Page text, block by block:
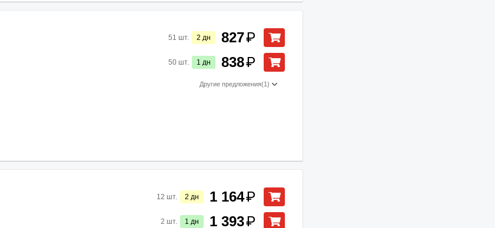
51 шт. 2 дн 827₽
50 шт. 1 дн 838₽
Другие предложения(1)
12 шт. 2 дн 1 164₽
2 шт. 1 дн 1 393₽